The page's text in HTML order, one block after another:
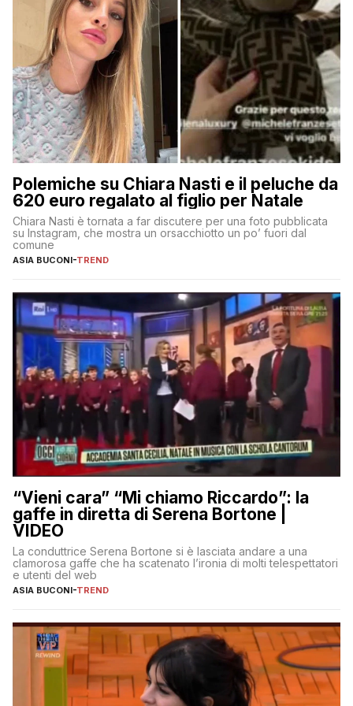
Polemiche su Chiara Nasti e il peluche da
620 euro regalato al figlio per Natale
Chiara Nasti è tornata a far discutere per una foto pubblicata
su Instagram, che mostra un orsacchiotto un po’ fuori dal
comune
ASIA BUCONI-TREND
“Vieni cara” “Mi chiamo Riccardo”: la
gaffe in diretta di Serena Bortone |
VIDEO
La conduttrice Serena Bortone si è lasciata andare a una
clamorosa gaffe che ha scatenato l’ironia di molti telespettatori
e utenti del web
ASIA BUCONI-TREND